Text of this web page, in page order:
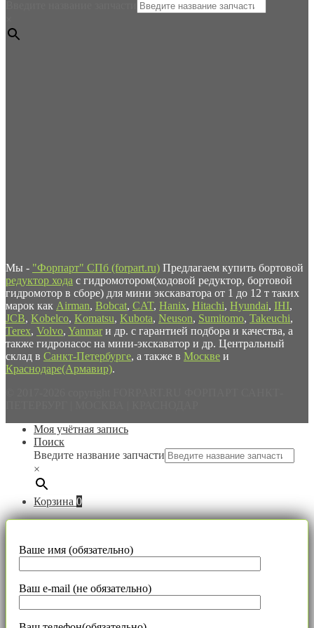
Мы - "Форпарт" СПб (forpart.ru) Предлагаем купить бортовой
редуктор хода с гидромотором(ходовой редуктор, бортовой
гидромотор в сборе) для мини экскаватора от 1 до 12 т таких
марок как Airman, Bobcat, CAT, Hanix, Hitachi, Hyundai, IHI,
JCB, Kobelco, Komatsu, Kubota, Neuson, Sumitomo, Takeuchi,
Terex, Volvo, Yanmar и др. с гарантией подбора и качества, а
также гидронасос на мини-экскаватор и др. Центральный
склад в Санкт-Петербурге, а также в Москве и
Краснодаре(Армавир).
Моя учётная запись
Поиск
Введите название запчасти
×
Корзина 0
Ваше имя (обязательно)
Ваш e-mail (не обязательно)